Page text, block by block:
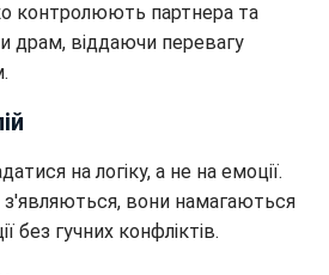
контролюють партнера та
драм, віддаючи перевагу
на логіку, а не на емоції.
з'являються, вони намагаються
без гучних конфліктів.